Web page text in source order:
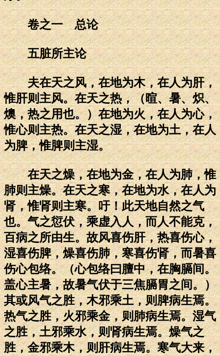
卷之一 总论
五脏所主论
夫在天之风，在地为木，在人为肝，
惟肝则主风。在天之热，（暄、暑、炽、
燠，热之用也。）在地为火，在人为心，
惟心则主热。在天之湿，在地为土，在人
为脾，惟脾则主湿。
在天之燥，在地为金，在人为肺，惟
肺则主燥。在天之寒，在地为水，在人为
肾，惟肾则主寒。吁！此天地自然之气
也。气之愆伏，乘虚入人，而人不能克，
百病之所由生。故风喜伤肝，热喜伤心，
湿喜伤脾，燥喜伤肺，寒喜伤肾，而暑喜
伤心包络。（心包络曰膻中，在胸膈间。
盖心主暑，故暑气伏于三焦膈胃之间。）
其或风气之胜，木邪乘土，则脾病生焉。
热气之胜，火邪乘金，则肺病生焉。湿气
之胜，土邪乘水，则肾病生焉。燥气之
胜，金邪乘木，则肝病生焉。寒气大来，